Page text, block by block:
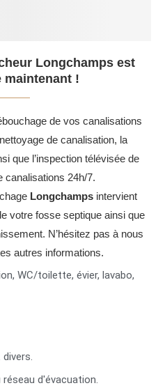
Longchamps est
maintenant !
de vos canalisations
de canalisation, la
que l’inspection télévisée de
canalisations 24h/7.
Longchampsintervient
votre fosse septique ainsi que
N’hésitez pas à nous
autres informations.
WC/toilette, évier, lavabo,
d'évacuation.